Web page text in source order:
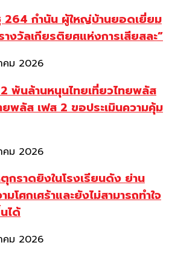
264 กำนัน ผู้ใหญ่บ้านยอดเยี่ยม
งวัลเกียรติยศแห่งการเสียสละ”
คม 2026
พันล้านหนุนไทยเที่ยวไทยพลัส
ยพลัส เฟส 2 ขอประเมินความคุ้ม
คม 2026
กราดยิงในโรงเรียนดัง ย่าน
โศกเศร้าและยังไม่สามารถทำใจ
ได้
คม 2026